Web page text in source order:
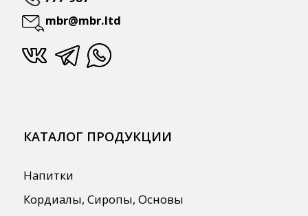
ПОЛЕЗНАЯ ИНФОРМАЦИЯ
Автоматизация
Публичная оферта
Согласие на обработку персональных
данных
Оплата и Доставка